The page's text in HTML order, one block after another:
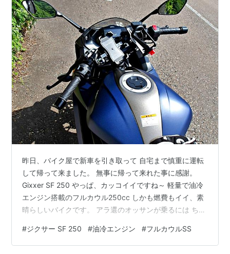
昨日、バイク屋で新車を引き取って 自宅まで慎重に運転
して帰って来ました。 無事に帰って来れた事に感謝。
Gixxer SF 250 やっぱ、カッコイイですね～ 軽量で油冷
エンジン搭載のフルカウル250cc しかも燃費もイイ、素
晴らしいバイクです。 アラ還のオッサンが乗るには ちょ
と数年。 自分が乗りたいバイクに 乗れるうちに乗っとき
ましょう。 昨日の帰り道、長～いロックシェッドのとこ
#ジクサー SF 250 #油冷エンジン #フルカウルSS